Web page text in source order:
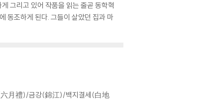
그리고 있어 작품을 읽는 줄곧 동학혁
동조하게 된다. 그들이 살았던 집과 마
月禮)/금강(錦江)/백지결세(白地